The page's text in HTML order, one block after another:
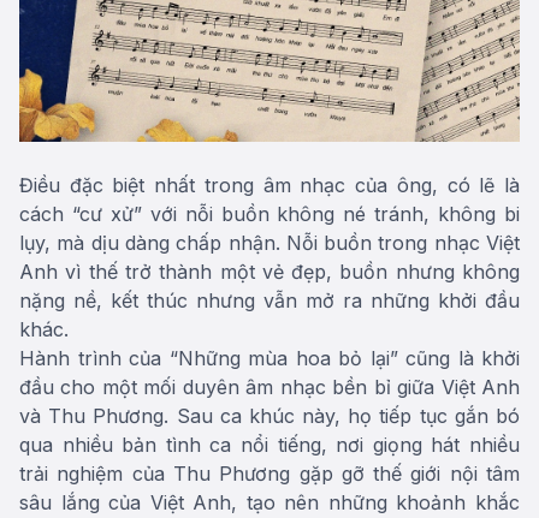
Điều đặc biệt nhất trong âm nhạc của ông, có lẽ là
cách “cư xử” với nỗi buồn không né tránh, không bi
lụy, mà dịu dàng chấp nhận. Nỗi buồn trong nhạc Việt
Anh vì thế trở thành một vẻ đẹp, buồn nhưng không
nặng nề, kết thúc nhưng vẫn mở ra những khởi đầu
khác.
Hành trình của “Những mùa hoa bỏ lại” cũng là khởi
đầu cho một mối duyên âm nhạc bền bỉ giữa Việt Anh
và Thu Phương. Sau ca khúc này, họ tiếp tục gắn bó
qua nhiều bản tình ca nổi tiếng, nơi giọng hát nhiều
trải nghiệm của Thu Phương gặp gỡ thế giới nội tâm
sâu lắng của Việt Anh, tạo nên những khoảnh khắc